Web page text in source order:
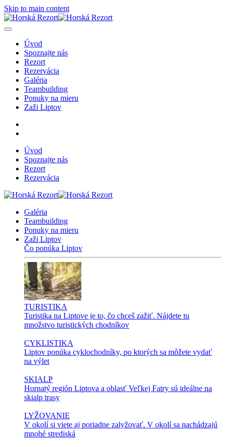
Skip to main content
Úvod
Spoznajte nás
Rezort
Rezervácia
Galéria
Teambuilding
Ponuky na mieru
Zaži Liptov
Úvod
Spoznajte nás
Rezort
Rezervácia
Galéria
Teambuilding
Ponuky na mieru
Zaži Liptov
Čo ponúka Liptov
TURISTIKA
Turistika na Liptove je to, čo chceš zažiť. Nájdete tu
množstvo turistických chodníkov
CYKLISTIKA
Liptov ponúka cyklochodníky, po ktorých sa môžete vydať
na výlet
SKIALP
Hornatý región Liptova a oblasť Veľkej Fatry sú ideálne na
skialp trasy
LYŽOVANIE
V okolí si viete aj poriadne zalyžovať. V okolí sa nachádzajú
mnohé strediská